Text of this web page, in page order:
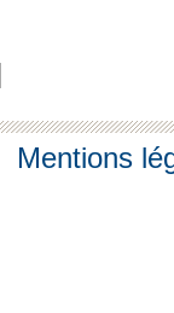
Mentions